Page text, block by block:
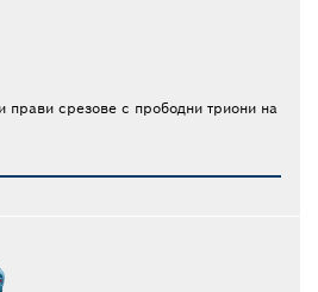
прави срезове с прободни триони на